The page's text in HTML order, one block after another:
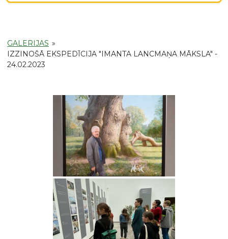
GALERIJAS »
IZZINOŠĀ EKSPEDĪCIJA "IMANTA LANCMAŅA MĀKSLA" -
24.02.2023